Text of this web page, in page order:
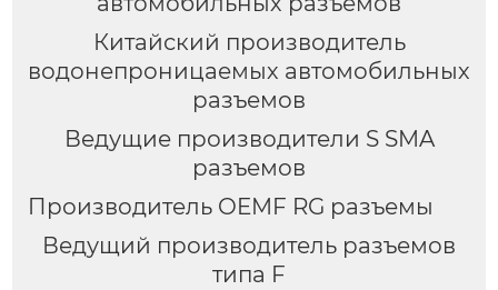
Китайский производитель
водонепроницаемых автомобильных
разъемов
Ведущие производители S SMA
разъемов
Производитель OEMF RG разъемы
Ведущий производитель разъемов
типа F